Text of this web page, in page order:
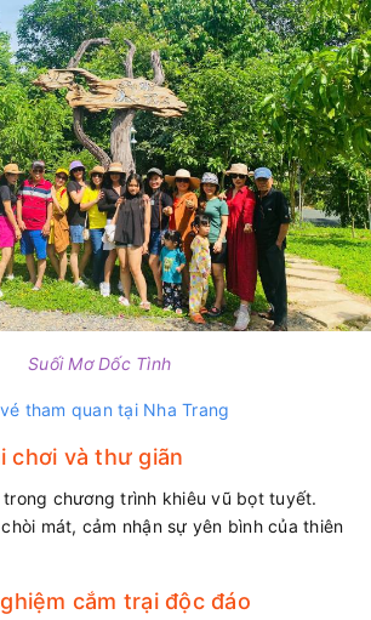
Suối Mơ Dốc Tình
tham quan tại Nha Trang
chơi và thư giãn
chương trình khiêu vũ bọt tuyết.
mát, cảm nhận sự yên bình của thiên
cắm trại độc đáo